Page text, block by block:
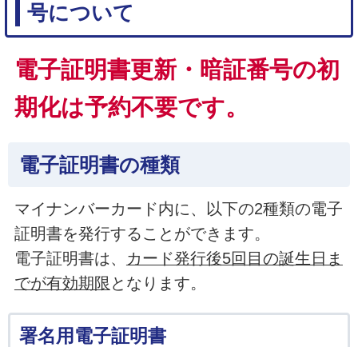
号について
電子証明書更新・暗証番号の初
期化は予約不要です。
電子証明書の種類
マイナンバーカード内に、以下の2種類の電子
証明書を発行することができます。
電子証明書は、 カード発行後5回目の誕生日ま
でが有効期限 となります。
署名用電子証明書